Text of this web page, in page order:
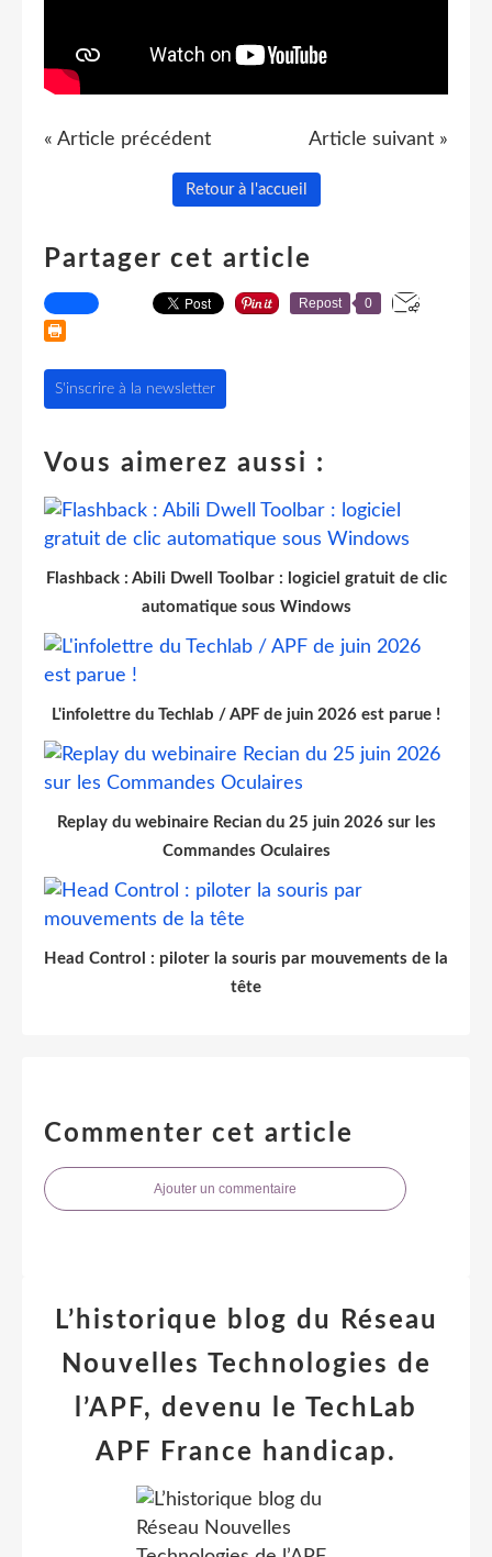
« Article précédent Article suivant »
Retour à l'accueil
Partager cet article
Repost 0
S'inscrire à la newsletter
Vous aimerez aussi :
Flashback : Abili Dwell Toolbar : logiciel gratuit de clic
automatique sous Windows
L'infolettre du Techlab / APF de juin 2026 est parue !
Replay du webinaire Recian du 25 juin 2026 sur les
Commandes Oculaires
Head Control : piloter la souris par mouvements de la
tête
Commenter cet article
Ajouter un commentaire
L’historique blog du Réseau
Nouvelles Technologies de
l’APF, devenu le TechLab
APF France handicap.